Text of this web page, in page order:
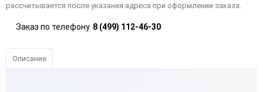
рассчитывается после указания адреса при оформлении заказа.
Заказ по телефону 8 (499) 112-46-30
Описание